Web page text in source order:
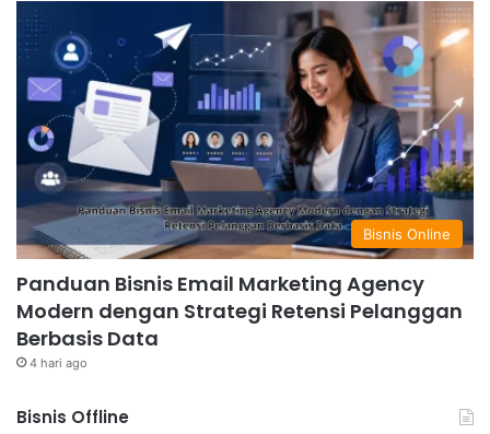
Bisnis Online
Panduan Bisnis Email Marketing Agency
Modern dengan Strategi Retensi Pelanggan
Berbasis Data
4 hari ago
Bisnis Offline